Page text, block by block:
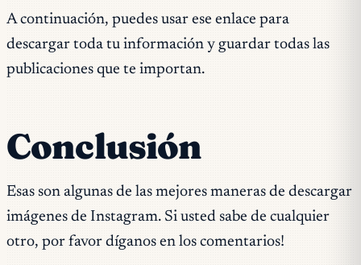
A continuación, puedes usar ese enlace para
descargar toda tu información y guardar todas las
publicaciones que te importan.
Conclusión
Esas son algunas de las mejores maneras de descargar
imágenes de Instagram. Si usted sabe de cualquier
otro, por favor díganos en los comentarios!